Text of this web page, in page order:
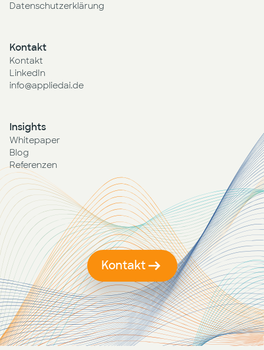
Datenschutzerklärung
Kontakt
Kontakt
LinkedIn
info@appliedai.de
Insights
Whitepaper
Blog
Referenzen
Kontakt